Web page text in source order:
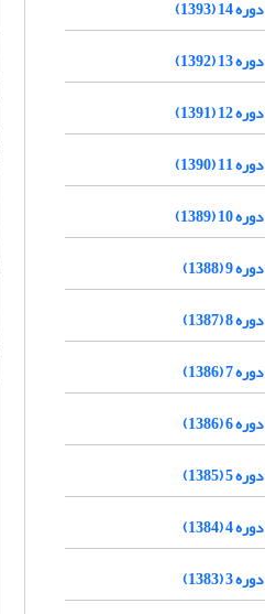
دوره 14 (1393)
دوره 13 (1392)
دوره 12 (1391)
دوره 11 (1390)
دوره 10 (1389)
دوره 9 (1388)
دوره 8 (1387)
دوره 7 (1386)
دوره 6 (1386)
دوره 5 (1385)
دوره 4 (1384)
دوره 3 (1383)